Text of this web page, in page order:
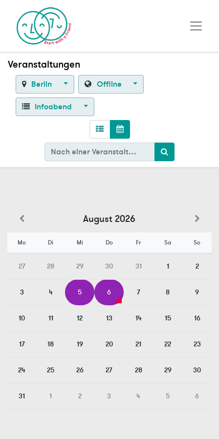
Veranstaltungen
Berlin Offline
Infoabend
August 2026
Mo Di Mi Do Fr Sa So
27 28 29 30 31 1 2
3 4 5 6 7 8 9
10 11 12 13 14 15 16
17 18 19 20 21 22 23
24 25 26 27 28 29 30
31 1 2 3 4 5 6